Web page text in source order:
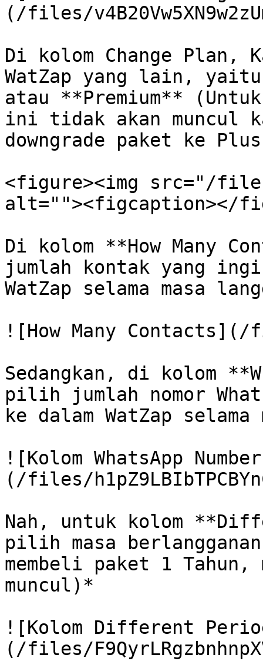
(/files/
Di kolom Change Plan,
WatZap yang lain,
atau **Premium**
ini tidak akan muncul
downgrade paket ke
<figure><img src="/files/
alt=""><figcaption></
Di kolom **How Many
jumlah kontak yang
WatZap selama masa
![How Many Contacts](/
Sedangkan, di kolom
pilih jumlah nomor
ke dalam WatZap
![Kolom WhatsApp
(/files/
Nah, untuk kolom
pilih masa
membeli paket 1
muncul)*
![Kolom Different
(/files/